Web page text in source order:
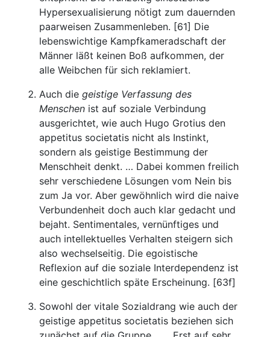
Hypersexualisierung nötigt zum dauernden
paarweisen Zusammenleben. [61] Die
lebenswichtige Kampfkameradschaft der
Männer läßt keinen Boß aufkommen, der
alle Weibchen für sich reklamiert.
Auch die geistige Verfassung des
Menschen ist auf soziale Verbindung
ausgerichtet, wie auch Hugo Grotius den
appetitus societatis nicht als Instinkt,
sondern als geistige Bestimmung der
Menschheit denkt. … Dabei kommen freilich
sehr verschiedene Lösungen vom Nein bis
zum Ja vor. Aber gewöhnlich wird die naive
Verbundenheit doch auch klar gedacht und
bejaht. Sentimentales, vernünftiges und
auch intellektuelles Verhalten steigern sich
also wechselseitig. Die egoistische
Reflexion auf die soziale Interdependenz ist
eine geschichtlich späte Erscheinung. [63f]
Sowohl der vitale Sozialdrang wie auch der
geistige appetitus societatis beziehen sich